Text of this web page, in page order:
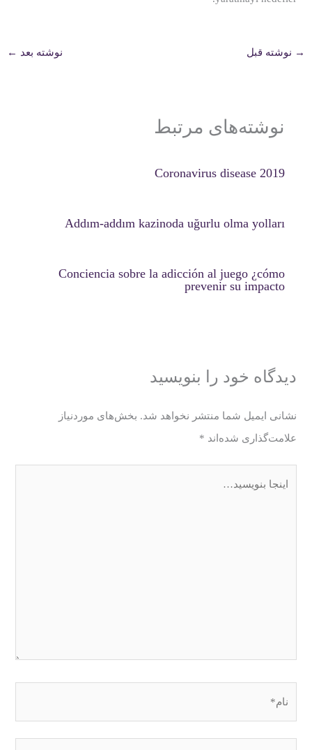
→ نوشته قبل نوشته بعد ←
نوشته‌های مرتبط
Coronavirus disease 2019
Addım-addım kazinoda uğurlu olma yolları
Conciencia sobre la adicción al juego ¿cómo
prevenir su impacto
دیدگاه‌ خود را بنویسید
نشانی ایمیل شما منتشر نخواهد شد. بخش‌های موردنیاز
علامت‌گذاری شده‌اند *